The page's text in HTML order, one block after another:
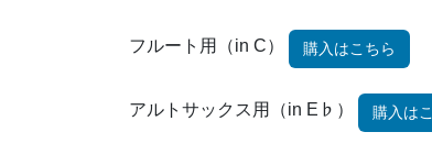
フルート用（in C） 購入はこちら
アルトサックス用（in E♭） 購入は